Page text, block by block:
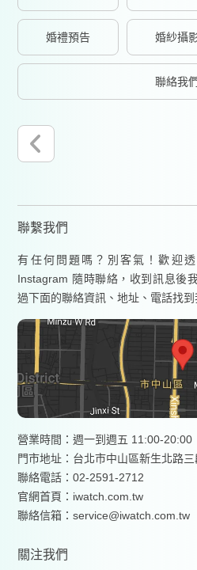
婚禮預告 婚紗攝
聯絡我們
聯繫我們
有任何問題嗎？別客氣！歡迎
Instagram 隨時聯絡，收到訊息後
過下面的聯絡資訊、地址、電話找到
營業時間：週一到週五 11:00-20:00
門市地址：台北市中山區新生北路
聯絡電話：02-2591-2712
官網首頁： iwatch.com.tw
聯絡信箱：service@iwatch.com.tw
關注我們